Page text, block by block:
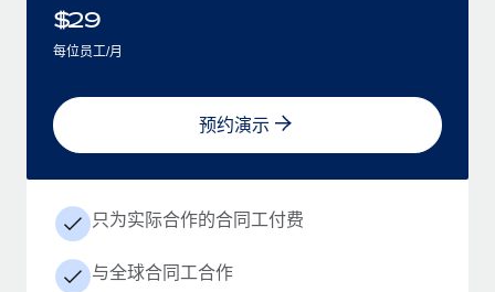
$29
每位员工/月
预约演示
只为实际合作的合同工付费
与全球合同工合作